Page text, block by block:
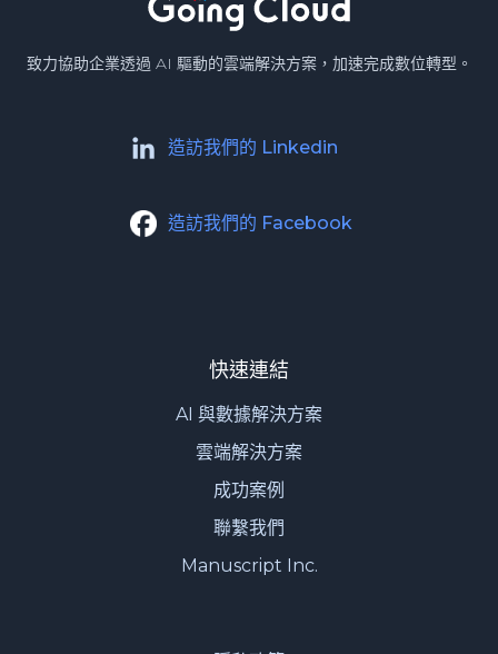
致力協助企業透過 AI 驅動的雲端解決方案，加速完成數位轉型。
造訪我們的 Linkedin
造訪我們的 Facebook
快速連結
AI 與數據解決方案
雲端解決方案
成功案例
聯繫我們
Manuscript Inc.